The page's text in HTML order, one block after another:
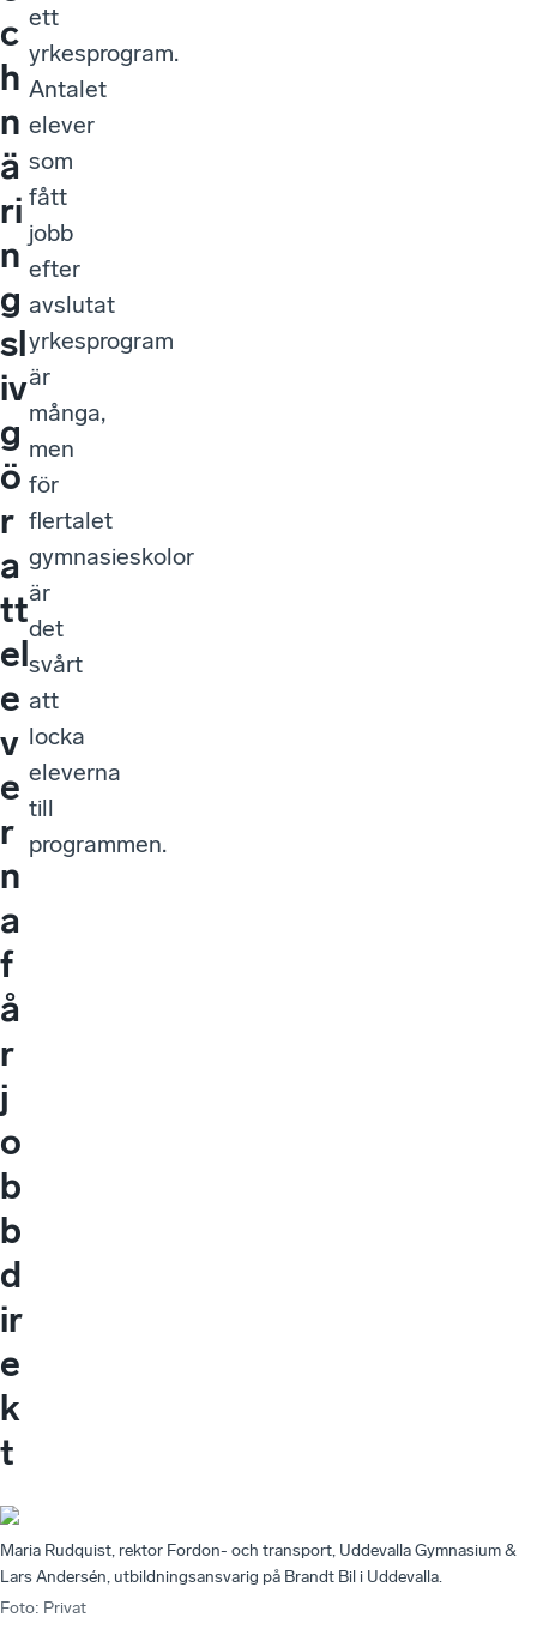
c
h
n
ä
ri
n
g
sl
iv
g
ö
r
a
tt
el
e
v
e
r
n
a
f
å
r
j
o
b
b
d
ir
e
k
t
ett
yrkesprogram.
Antalet
elever
som
fått
jobb
efter
avslutat
yrkesprogram
är
många,
men
för
flertalet
gymnasieskolor
är
det
svårt
att
locka
eleverna
till
programmen.
Maria Rudquist, rektor Fordon- och transport, Uddevalla Gymnasium &
Lars Andersén, utbildningsansvarig på Brandt Bil i Uddevalla.
Foto: Privat